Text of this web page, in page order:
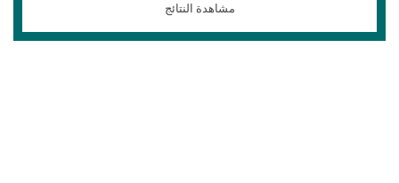
مشاهدة النتائج